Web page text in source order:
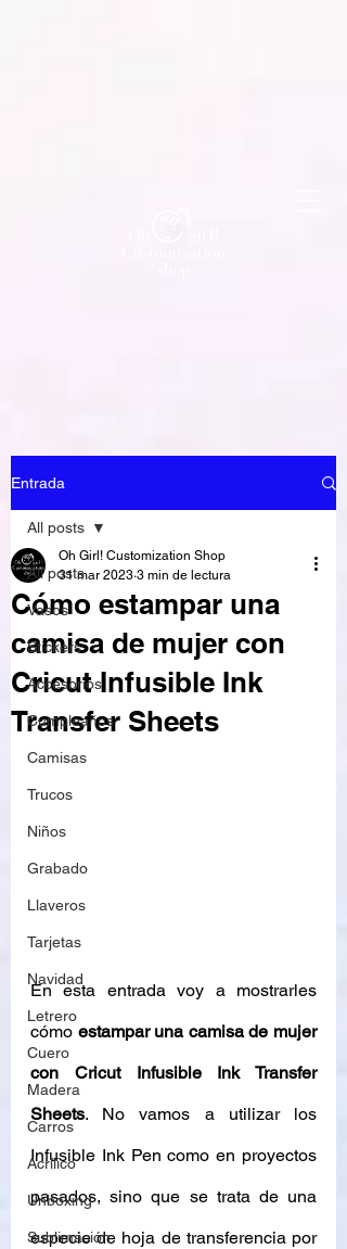
Entrada
All posts
Vasos
Stickers
Accesorios
Cumpleaños
Camisas
Trucos
Niños
Grabado
Llaveros
Tarjetas
Navidad
Letrero
Cuero
Madera
Carros
Acrílico
Unboxing
Sublimación
All posts
Cómo estampar una
camisa de mujer con
Cricut Infusible Ink
Transfer Sheets
Oh Girl! Customization Shop
31 mar 2023 3 min de lectura
En esta entrada voy a mostrarles
cómo estampar una camisa de mujer
con Cricut Infusible Ink Transfer
Sheets. No vamos a utilizar los
Infusible Ink Pen como en proyectos
pasados, sino que se trata de una
especie de hoja de transferencia por